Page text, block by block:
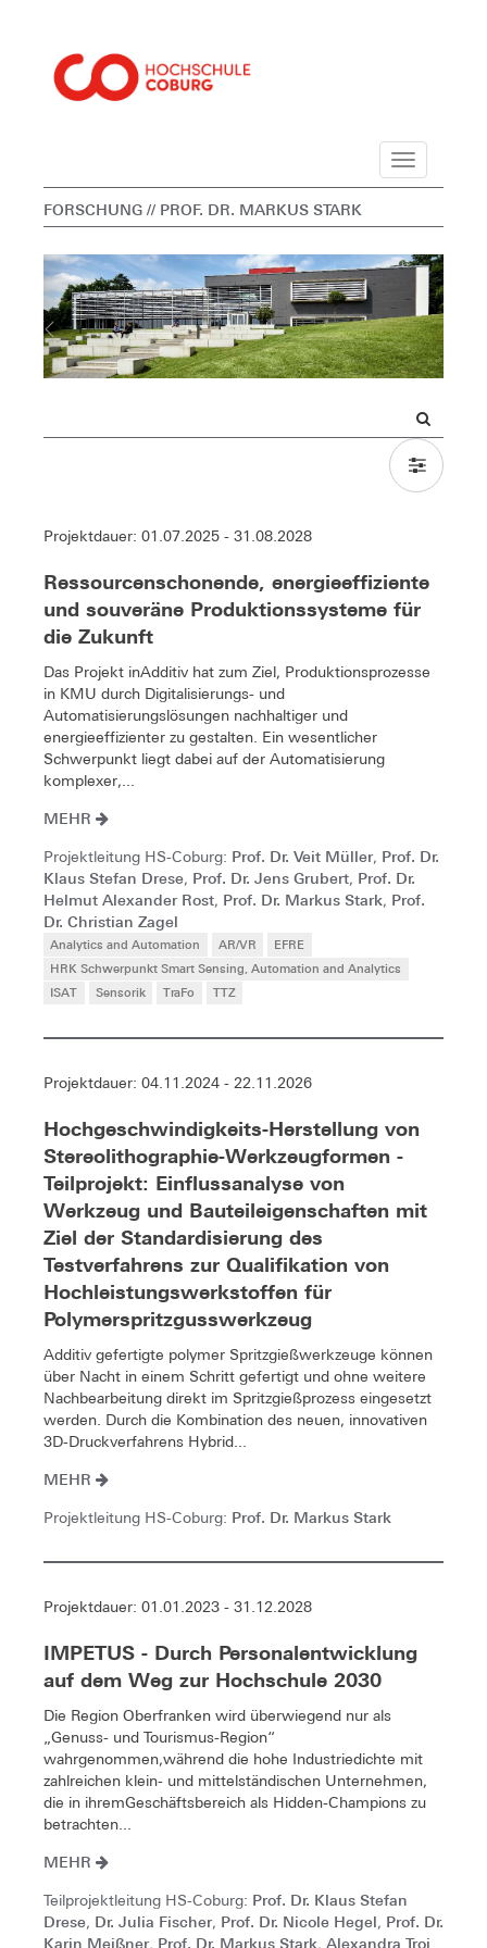
Navigation
FORSCHUNG // PROF. DR. MARKUS STARK
Projektdauer: 01.07.2025 - 31.08.2028
Ressourcenschonende, energieeffiziente
und souveräne Produktionssysteme für
die Zukunft
Das Projekt inAdditiv hat zum Ziel, Produktionsprozesse
in KMU durch Digitalisierungs- und
Automatisierungslösungen nachhaltiger und
energieeffizienter zu gestalten. Ein wesentlicher
Schwerpunkt liegt dabei auf der Automatisierung
komplexer,...
MEHR
Projektleitung HS-Coburg: Prof. Dr. Veit Müller, Prof. Dr.
Klaus Stefan Drese, Prof. Dr. Jens Grubert, Prof. Dr.
Helmut Alexander Rost, Prof. Dr. Markus Stark, Prof.
Dr. Christian Zagel
Analytics and Automation AR/VR
EFRE
HRK Schwerpunkt Smart Sensing, Automation and Analytics
ISAT
Sensorik TraFo TTZ
Projektdauer: 04.11.2024 - 22.11.2026
Hochgeschwindigkeits-Herstellung von
Stereolithographie-Werkzeugformen -
Teilprojekt: Einflussanalyse von
Werkzeug und Bauteileigenschaften mit
Ziel der Standardisierung des
Testverfahrens zur Qualifikation von
Hochleistungswerkstoffen für
Polymerspritzgusswerkzeug
Additiv gefertigte polymer Spritzgießwerkzeuge können
über Nacht in einem Schritt gefertigt und ohne weitere
Nachbearbeitung direkt im Spritzgießprozess eingesetzt
werden. Durch die Kombination des neuen, innovativen
3D-Druckverfahrens Hybrid...
MEHR
Projektleitung HS-Coburg: Prof. Dr. Markus Stark
Projektdauer: 01.01.2023 - 31.12.2028
IMPETUS - Durch Personalentwicklung
auf dem Weg zur Hochschule 2030
Die Region Oberfranken wird überwiegend nur als
„Genuss- und Tourismus-Region“
wahrgenommen,während die hohe Industriedichte mit
zahlreichen klein- und mittelständischen Unternehmen,
die in ihremGeschäftsbereich als Hidden-Champions zu
betrachten...
MEHR
Teilprojektleitung HS-Coburg: Prof. Dr. Klaus Stefan
Drese, Dr. Julia Fischer, Prof. Dr. Nicole Hegel, Prof. Dr.
Karin Meißner, Prof. Dr. Markus Stark, Alexandra Troi